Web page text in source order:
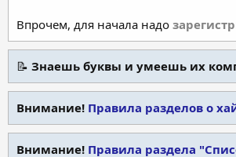
Впрочем, для начала надо
📝 Знаешь буквы и умеешь их
Внимание! Правила разделов о
Внимание! Правила раздела